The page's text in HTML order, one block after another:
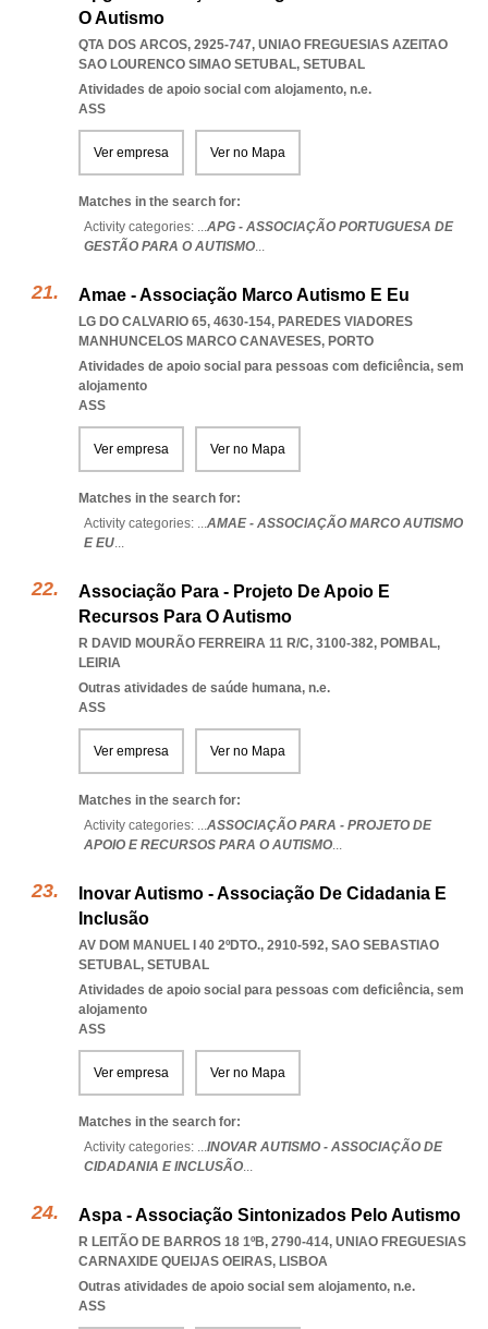
O Autismo
QTA DOS ARCOS, 2925-747, UNIAO FREGUESIAS AZEITAO
SAO LOURENCO SIMAO SETUBAL, SETUBAL
Atividades de apoio social com alojamento, n.e.
ASS
Ver empresa Ver no Mapa
Matches in the search for:
Activity categories: ...APG - ASSOCIAÇÃO PORTUGUESA DE
GESTÃO PARA O AUTISMO...
Amae - Associação Marco Autismo E Eu
LG DO CALVARIO 65, 4630-154, PAREDES VIADORES
MANHUNCELOS MARCO CANAVESES, PORTO
Atividades de apoio social para pessoas com deficiência, sem
alojamento
ASS
Ver empresa Ver no Mapa
Matches in the search for:
Activity categories: ...AMAE - ASSOCIAÇÃO MARCO AUTISMO
E EU...
Associação Para - Projeto De Apoio E
Recursos Para O Autismo
R DAVID MOURÃO FERREIRA 11 R/C, 3100-382, POMBAL,
LEIRIA
Outras atividades de saúde humana, n.e.
ASS
Ver empresa Ver no Mapa
Matches in the search for:
Activity categories: ...ASSOCIAÇÃO PARA - PROJETO DE
APOIO E RECURSOS PARA O AUTISMO...
Inovar Autismo - Associação De Cidadania E
Inclusão
AV DOM MANUEL I 40 2ºDTO., 2910-592, SAO SEBASTIAO
SETUBAL, SETUBAL
Atividades de apoio social para pessoas com deficiência, sem
alojamento
ASS
Ver empresa Ver no Mapa
Matches in the search for:
Activity categories: ...INOVAR AUTISMO - ASSOCIAÇÃO DE
CIDADANIA E INCLUSÃO...
Aspa - Associação Sintonizados Pelo Autismo
R LEITÃO DE BARROS 18 1ºB, 2790-414, UNIAO FREGUESIAS
CARNAXIDE QUEIJAS OEIRAS, LISBOA
Outras atividades de apoio social sem alojamento, n.e.
ASS